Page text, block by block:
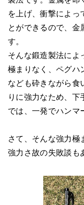
を上げ、衝撃によっ
とができるので、金
す。
そんな鍛造製法によ
極まりなく、ペグハ
なども砕きながら食
りに強力なため、下
では、一発でハンマ
さて、そんな強力極
強力さ故の失敗談も